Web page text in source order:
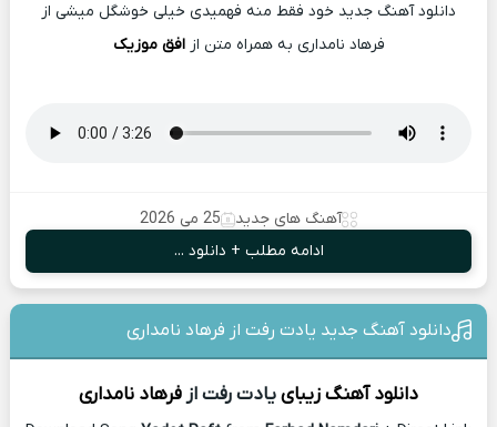
دانلود آهنگ جدید خود فقط منه فهمیدی خیلی خوشگل میشی از
فرهاد نامداری به همراه متن ازافق موزیک
آهنگ های جدید
25 می 2026
ادامه مطلب + دانلود ...
دانلود آهنگ جدید یادت رفت از فرهاد نامداری
دانلود آهنگ زیباییادت رفت ازفرهاد نامداری